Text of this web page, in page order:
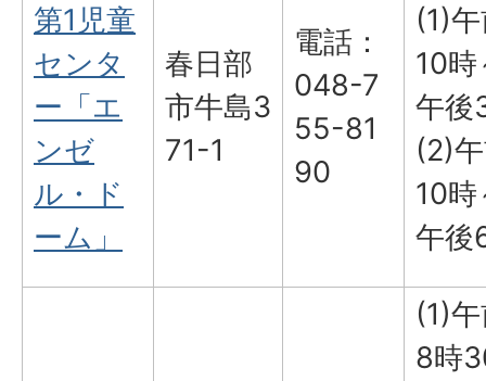
第1児童
センタ
ー「エ
ンゼ
ル・ド
ーム」
春日部
市牛島3
71-1
電話：
048-7
55-81
90
(1)
10時
午後
(2)
10時
午後
(1)
8時